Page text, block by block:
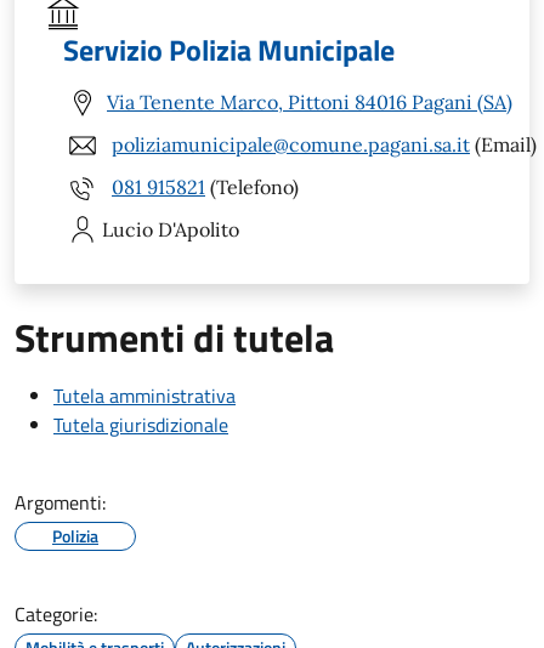
Servizio Polizia Municipale
Via Tenente Marco, Pittoni 84016 Pagani (SA)
poliziamunicipale@comune.pagani.sa.it (Email)
081 915821 (Telefono)
Lucio D'Apolito
Strumenti di tutela
Tutela amministrativa
Tutela giurisdizionale
Argomenti:
Polizia
Categorie: